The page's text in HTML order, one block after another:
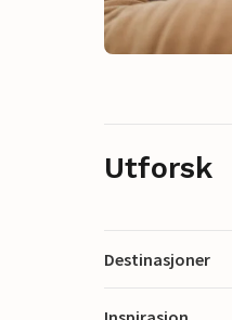
Utforsk
Destinasjoner